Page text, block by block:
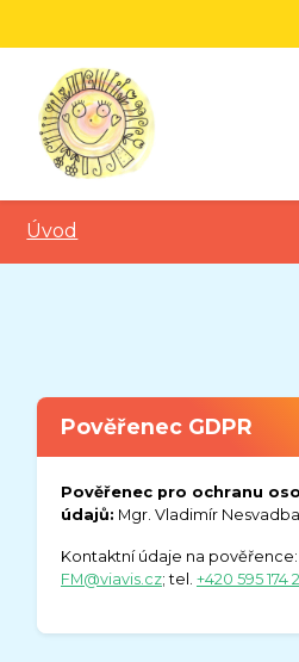
Úvod
Pověřenec GDPR
Pověřenec pro ochranu
údajů: Mgr. Vladimír Nesvadba
Kontaktní údaje na pověřence:
FM@viavis.cz; tel. +420 595 174